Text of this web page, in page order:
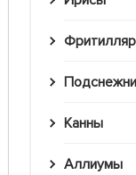
Канны
Аллиумы